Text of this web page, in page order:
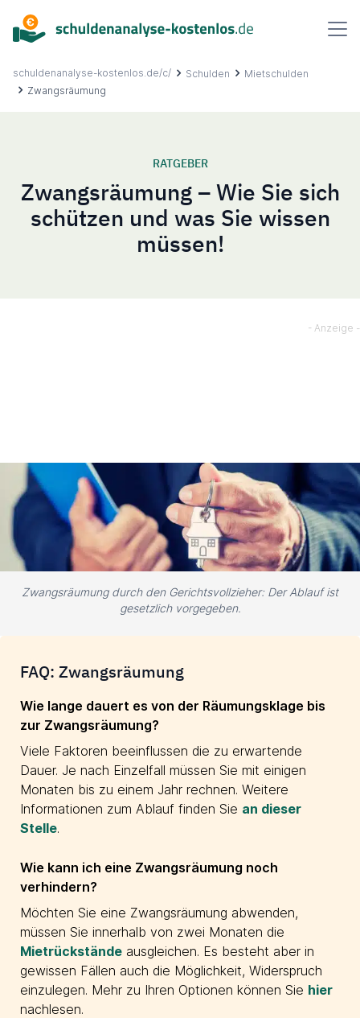
springen
Ablauf
schuldenanalyse-kostenlos.de/c/ Schulden
Mietschulden
Zwangsräumung
RATGEBER
Zwangsräumung – Wie Sie sich
schützen und was Sie wissen
müssen!
Zwangsräumung durch den Gerichtsvollzieher: Der Ablauf ist
gesetzlich vorgegeben.
FAQ: Zwangsräumung
Wie lange dauert es von der Räumungsklage bis
zur Zwangsräumung?
Viele Faktoren beeinflussen die zu erwartende
Dauer. Je nach Einzelfall müssen Sie mit einigen
Monaten bis zu einem Jahr rechnen. Weitere
Informationen zum Ablauf finden Sie an dieser
Stelle.
Wie kann ich eine Zwangsräumung noch
verhindern?
Möchten Sie eine Zwangsräumung abwenden,
müssen Sie innerhalb von zwei Monaten die
Mietrückstände ausgleichen. Es besteht aber in
gewissen Fällen auch die Möglichkeit, Widerspruch
einzulegen. Mehr zu Ihren Optionen können Sie hier
nachlesen.